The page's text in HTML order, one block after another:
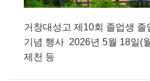
거창대성고 제10회 졸업생 졸
기념 행사 2026년 5월 18일(
제천 등